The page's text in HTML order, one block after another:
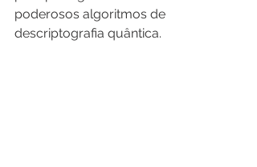
poderosos algoritmos de
descriptografia quântica.